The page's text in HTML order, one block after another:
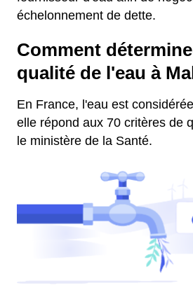
échelonnement de dette.
Comment
qualité de l'eau à
En France, l'eau est
elle répond aux 70 critères de
le ministère de la Santé.